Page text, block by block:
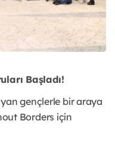
Başladı!
gençlerle bir araya
Borders için